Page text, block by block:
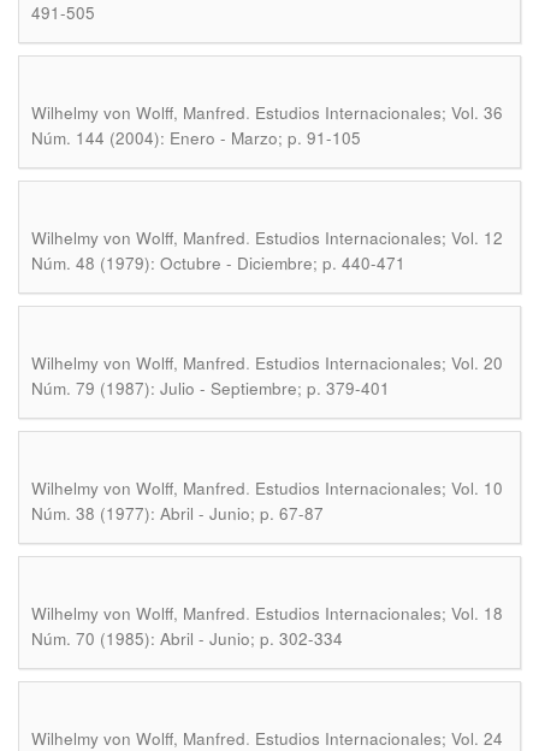
491-505
Wilhelmy von Wolff, Manfred. Estudios Internacionales; Vol. 36
Núm. 144 (2004): Enero - Marzo; p. 91-105
Wilhelmy von Wolff, Manfred. Estudios Internacionales; Vol. 12
Núm. 48 (1979): Octubre - Diciembre; p. 440-471
Wilhelmy von Wolff, Manfred. Estudios Internacionales; Vol. 20
Núm. 79 (1987): Julio - Septiembre; p. 379-401
Wilhelmy von Wolff, Manfred. Estudios Internacionales; Vol. 10
Núm. 38 (1977): Abril - Junio; p. 67-87
Wilhelmy von Wolff, Manfred. Estudios Internacionales; Vol. 18
Núm. 70 (1985): Abril - Junio; p. 302-334
Wilhelmy von Wolff, Manfred. Estudios Internacionales; Vol. 24